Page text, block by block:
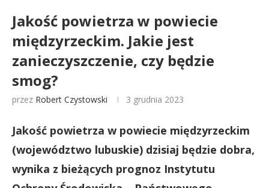
Jakość powietrza w powiecie
międzyrzeckim. Jakie jest
zanieczyszczenie, czy będzie
smog?
przez Robert Czystowski 3 grudnia 2023
Jakość powietrza w powiecie międzyrzeckim
(województwo lubuskie) dzisiaj będzie dobra,
wynika z bieżących prognoz Instytutu